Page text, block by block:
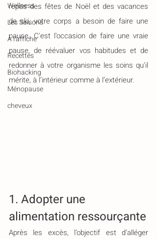
Wellness
Les Saisons
À l'affiche
Recettes
Biohacking
Ménopause
cheveux
repas des fêtes de Noël et des vacances
de ski, votre corps a besoin de faire une
pause. C'est l'occasion de faire une vraie
pause, de réévaluer vos habitudes et de
redonner à votre organisme les soins qu'il
mérite, à l’intérieur comme à l’extérieur.
1. Adopter une
alimentation ressourçante
Après les excès, l’objectif est d’alléger